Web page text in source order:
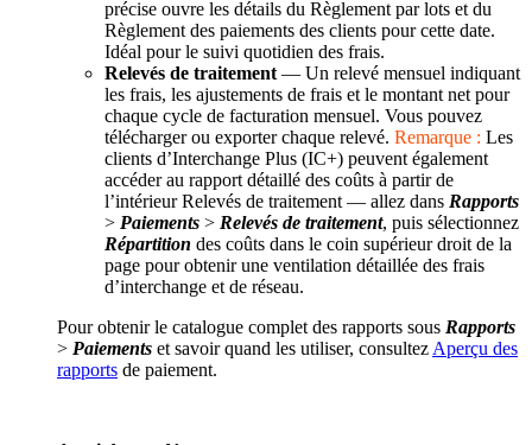
précise ouvre les détails du Règlement par lots et du
Règlement des paiements des clients pour cette date.
Idéal pour le suivi quotidien des frais.
Relevés de traitement — Un relevé mensuel indiquant
les frais, les ajustements de frais et le montant net pour
chaque cycle de facturation mensuel. Vous pouvez
télécharger ou exporter chaque relevé. Remarque : Les
clients d’Interchange Plus (IC+) peuvent également
accéder au rapport détaillé des coûts à partir de
l’intérieur Relevés de traitement — allez dans Rapports
> Paiements > Relevés de traitement, puis sélectionnez
Répartition des coûts dans le coin supérieur droit de la
page pour obtenir une ventilation détaillée des frais
d’interchange et de réseau.
Pour obtenir le catalogue complet des rapports sous Rapports
> Paiements et savoir quand les utiliser, consultez Aperçu des
rapports de paiement.